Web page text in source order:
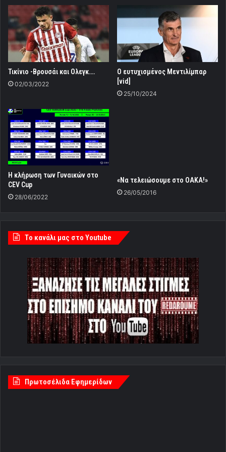
Τικίνιο -Βρουσάι και Ολεγκ….
02/03/2022
Ο ευτυχισμένος Μεντιλίμπαρ
[vid]
25/10/2024
Η κλήρωση των Γυναικών στο
CEV Cup
28/06/2022
«Να τελειώσουμε στο ΟΑΚΑ!»
26/05/2016
Tο κανάλι μας στο Youtube
Πρωτοσέλιδα Εφημερίδων